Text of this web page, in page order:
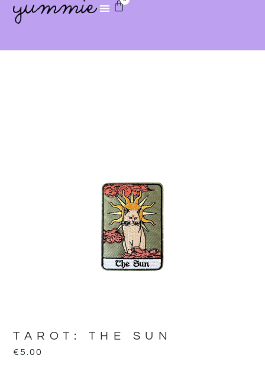
TAROT: THE SUN
€5.00